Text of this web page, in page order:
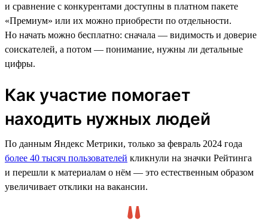
и сравнение с конкурентами доступны в платном пакете
«Премиум» или их можно приобрести по отдельности.
Но начать можно бесплатно: сначала — видимость и доверие
соискателей, а потом — понимание, нужны ли детальные
цифры.
Как участие помогает
находить нужных людей
По данным Яндекс Метрики, только за февраль 2024 года
более 40 тысяч пользователей кликнули на значки Рейтинга
и перешли к материалам о нём — это естественным образом
увеличивает отклики на вакансии.